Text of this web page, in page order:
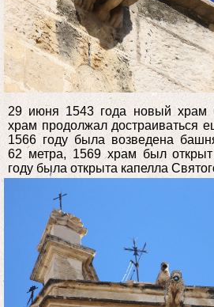
29 июня 1543 года новый храм
храм продолжал достраиваться
1566 году была возведена
62 метра, 1569 храм был
году была открыта капелла